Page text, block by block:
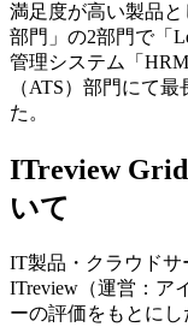
満足度が高い製品
部門」の2部門で「
管理システム「
（ATS）部門にて
た。
ITreview
いて
IT製品・クラウドサ
ITreview（運営：ア
ーの評価をもとに